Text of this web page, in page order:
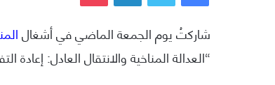
شاركتُ يوم الجمعة الماضي في أشغال
“العدالة المناخية والانتقال العادل: إعادة